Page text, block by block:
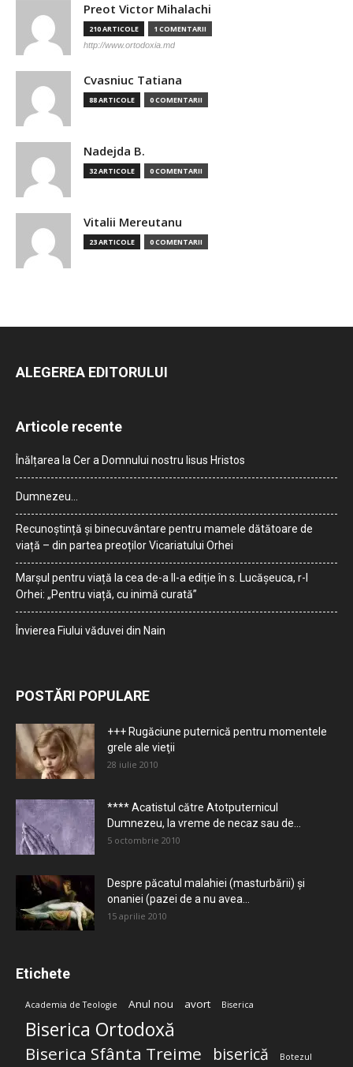
Preot Victor Mihalachi
210 ARTICOLE 1 COMENTARII
http://www.ortodoxia.md
Cvasniuc Tatiana
88 ARTICOLE 0 COMENTARII
Nadejda B.
32 ARTICOLE 0 COMENTARII
Vitalii Mereutanu
23 ARTICOLE 0 COMENTARII
ALEGEREA EDITORULUI
Articole recente
Înălțarea la Cer a Domnului nostru Iisus Hristos
Dumnezeu…
Recunoștință și binecuvântare pentru mamele dătătoare de
viață – din partea preoților Vicariatului Orhei
Marșul pentru viață la cea de-a II-a ediție în s. Lucășeuca, r-l
Orhei: „Pentru viață, cu inimă curată”
Învierea Fiului văduvei din Nain
POSTĂRI POPULARE
+++ Rugăciune puternică pentru momentele
grele ale vieţii
28 iulie 2010
**** Acatistul către Atotputernicul
Dumnezeu, la vreme de necaz sau de...
5 octombrie 2010
Despre păcatul malahiei (masturbării) şi
onaniei (pazei de a nu avea...
15 aprilie 2010
Etichete
Academia de Teologie Anul nou avort Biserica
Biserica Ortodoxă
Biserica Sfânta Treime biserică Botezul